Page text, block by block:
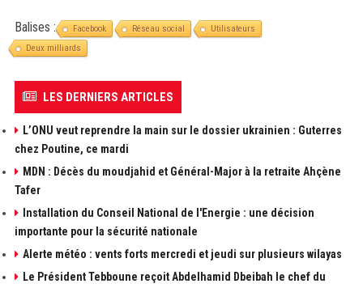
Balises : Facebook Réseau social
Utilisateurs
Deux milliards
LES DERNIERS ARTICLES
L’ONU veut reprendre la main sur le dossier ukrainien : Guterres
chez Poutine, ce mardi
MDN : Décès du moudjahid et Général-Major à la retraite Ahçène
Tafer
Installation du Conseil National de l'Energie : une décision
importante pour la sécurité nationale
Alerte météo : vents forts mercredi et jeudi sur plusieurs wilayas
Le Président Tebboune reçoit Abdelhamid Dbeibah le chef du